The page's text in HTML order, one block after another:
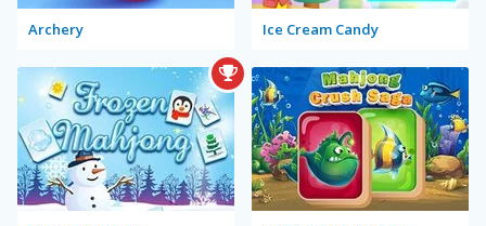
Archery Ice Cream Candy